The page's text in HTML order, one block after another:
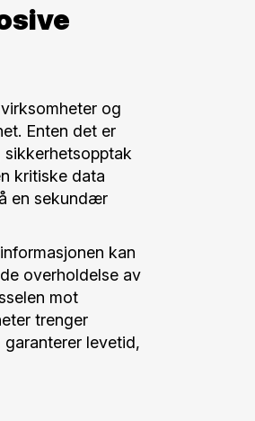
og
Enten det er
kritiske data
en sekundær
kan
overholdelse av
mot
trenger
levetid,